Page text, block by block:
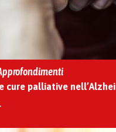
cure palliative